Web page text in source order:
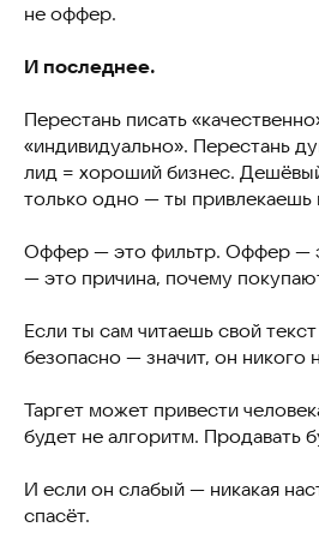
не оффер.
И последнее.
Перестань писать
«индивидуально». Перестань
лид = хороший бизнес.
только одно — ты привлекаешь
Оффер — это фильтр. Оффер —
— это причина, почему
Если ты сам читаешь свой
безопасно — значит, он никого
Таргет может привести
будет не алгоритм. Продавать
И если он слабый — никакая
спасёт.